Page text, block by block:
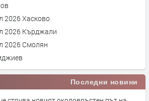
2026 Хасково
2026 Кърджали
2026 Смолян
Последни новини